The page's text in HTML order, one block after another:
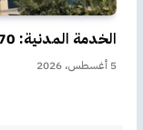
الخدمة المدنية: 70 مدربا للحوكمة
5 أغسطس، 2026